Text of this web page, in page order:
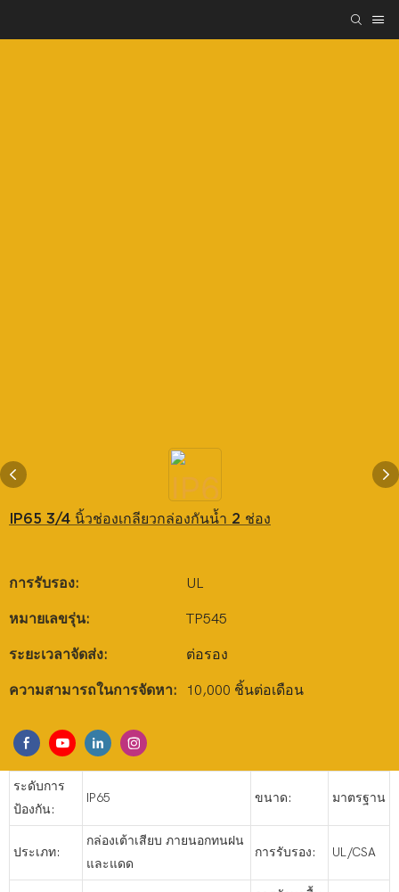
IP65 3/4 นิ้วช่องเกลียวกล่องกันน้ำ 2 ช่อง
การรับรอง: UL
หมายเลขรุ่น: TP545
ระยะเวลาจัดส่ง: ต่อรอง
ความสามารถในการจัดหา: 10,000 ชิ้นต่อเดือน
ระดับการ
ป้องกัน:
IP65 ขนาด: มาตรฐาน
ประเภท:
กล่องเต้าเสียบ ภายนอกทนฝน
และแดด
การรับรอง: UL/CSA